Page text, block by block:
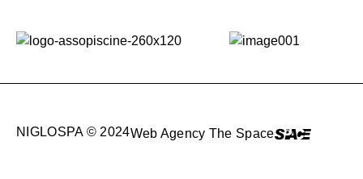
NIGLOSPA © 2024Web Agency The Space